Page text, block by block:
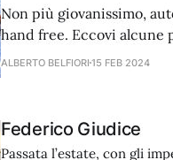
Non più giovanissimo,
hand free. Eccovi alcune
fatto della sua passione
ALBERTO BELFIORI 15 FEB 2024
Federico Giudice
Passata l’estate, con gli